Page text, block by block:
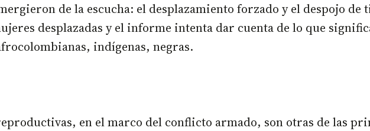
de la escucha: el desplazamiento forzado y el despojo
desplazadas y el informe intenta dar cuenta de lo que
indígenas, negras.
en el marco del conflicto armado, son otras de las